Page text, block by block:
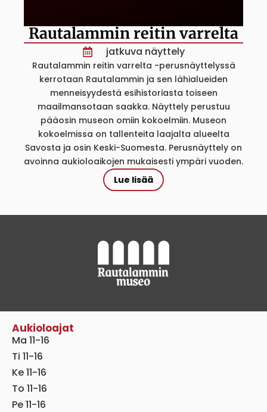
Rautalammin reitin varrelta
jatkuva näyttely
Rautalammin reitin varrelta -perusnäyttelyssä
kerrotaan Rautalammin ja sen lähialueiden
menneisyydestä esihistoriasta toiseen
maailmansotaan saakka. Näyttely perustuu
pääosin museon omiin kokoelmiin. Museon
kokoelmissa on tallenteita laajalta alueelta
Savosta ja osin Keski-Suomesta. Perusnäyttely on
avoinna aukioloaikojen mukaisesti ympäri vuoden.
Lue lisää
Aukioloajat
Ma 11-16
Ti 11-16
Ke 11-16
To 11-16
Pe 11-16